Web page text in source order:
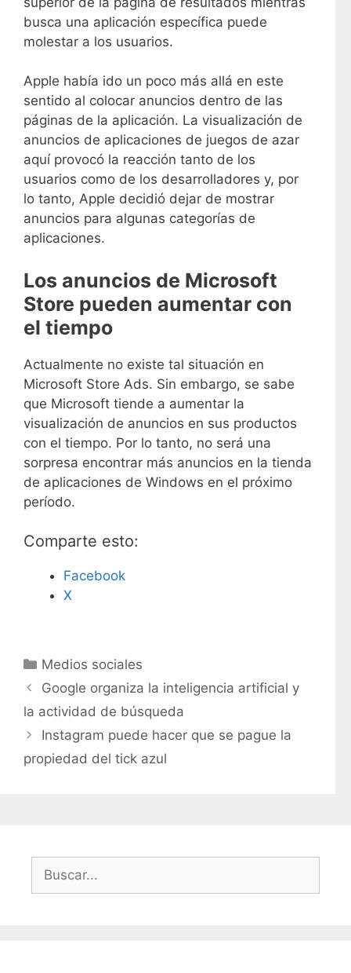
busca una aplicación específica puede
molestar a los usuarios.
Apple había ido un poco más allá en este
sentido al colocar anuncios dentro de las
páginas de la aplicación. La visualización de
anuncios de aplicaciones de juegos de azar
aquí provocó la reacción tanto de los
usuarios como de los desarrolladores y, por
lo tanto, Apple decidió dejar de mostrar
anuncios para algunas categorías de
aplicaciones.
Los anuncios de Microsoft
Store pueden aumentar con
el tiempo
Actualmente no existe tal situación en
Microsoft Store Ads. Sin embargo, se sabe
que Microsoft tiende a aumentar la
visualización de anuncios en sus productos
con el tiempo. Por lo tanto, no será una
sorpresa encontrar más anuncios en la tienda
de aplicaciones de Windows en el próximo
período.
Comparte esto:
Facebook
X
C
a
e
g
o
Medios sociales
Google organiza la inteligencia artificial y
la actividad de búsqueda
Instagram puede hacer que se pague la
propiedad del tick azul